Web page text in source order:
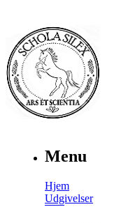
Menu
Hjem
Udgivelser